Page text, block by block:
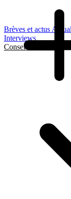
Brèves et actus
Interviews
Conseils et Guides